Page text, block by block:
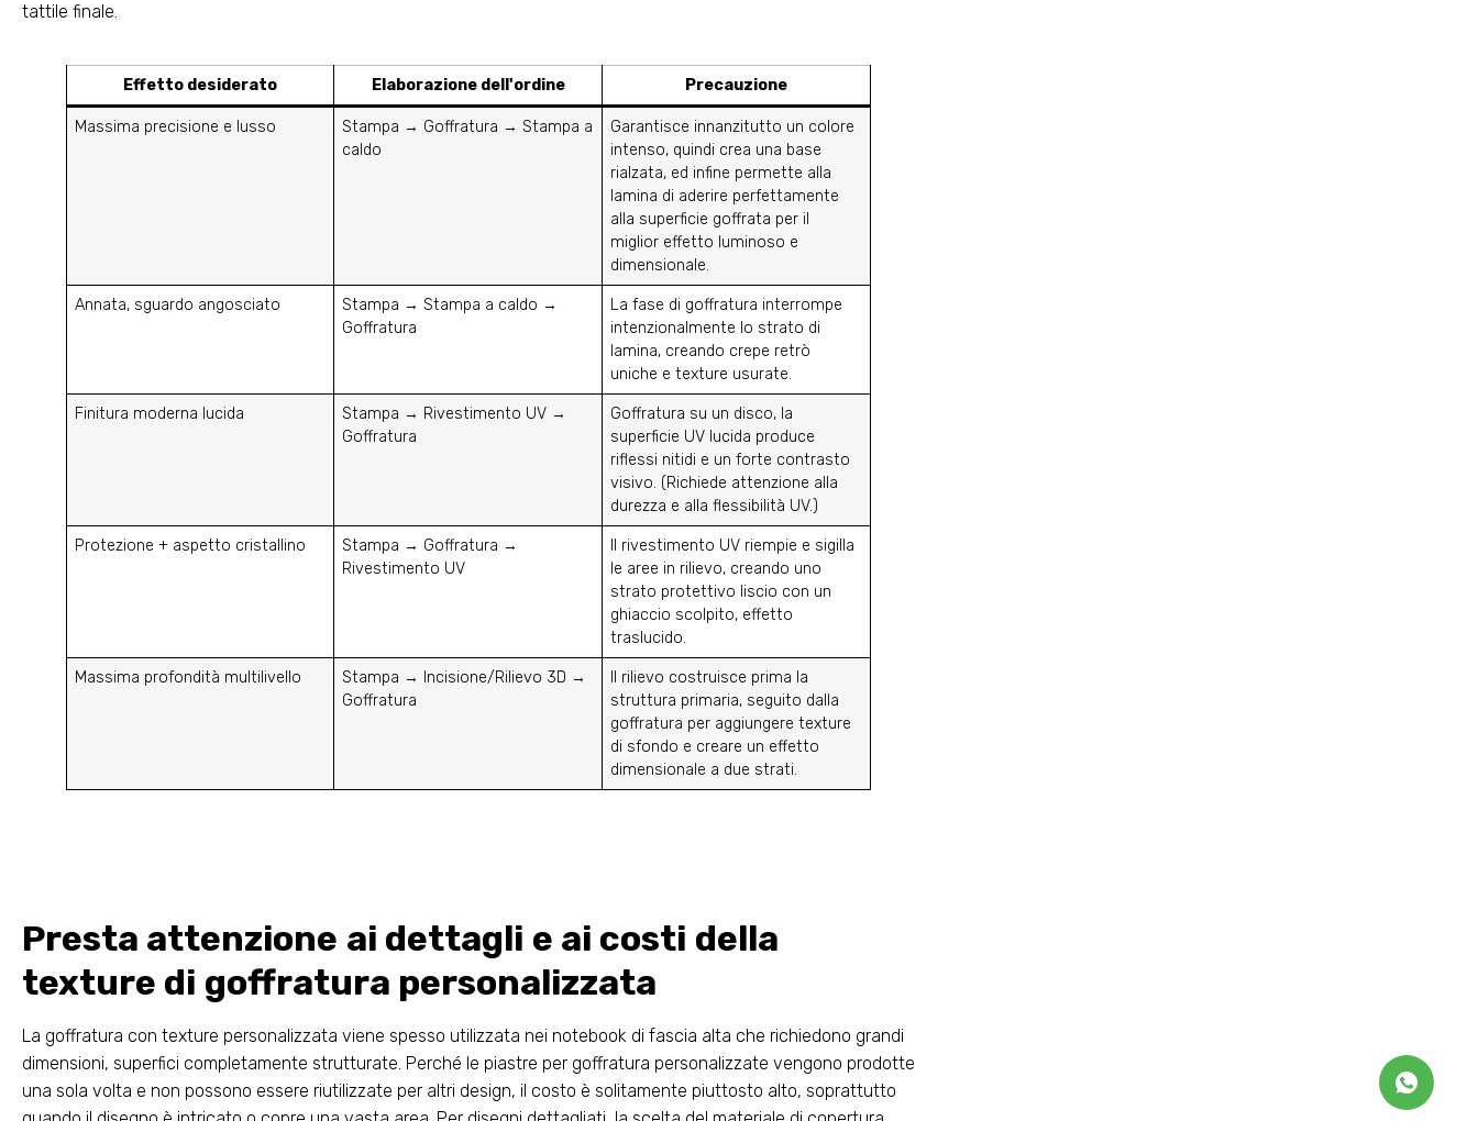
tattile finale.
Effetto desiderato Elaborazione dell'ordine Precauzione
Massima precisione e lusso
Stampa → Goffratura → Stampa a
caldo
Garantisce innanzitutto un colore
intenso, quindi crea una base
rialzata, ed infine permette alla
lamina di aderire perfettamente
alla superficie goffrata per il
miglior effetto luminoso e
dimensionale.
Annata, sguardo angosciato
Stampa → Stampa a caldo →
Goffratura
La fase di goffratura interrompe
intenzionalmente lo strato di
lamina, creando crepe retrò
uniche e texture usurate.
Finitura moderna lucida
Stampa → Rivestimento UV →
Goffratura
Goffratura su un disco, la
superficie UV lucida produce
riflessi nitidi e un forte contrasto
visivo. (Richiede attenzione alla
durezza e alla flessibilità UV.)
Protezione + aspetto cristallino
Stampa → Goffratura →
Rivestimento UV
Il rivestimento UV riempie e sigilla
le aree in rilievo, creando uno
strato protettivo liscio con un
ghiaccio scolpito, effetto
traslucido.
Massima profondità multilivello
Stampa → Incisione/Rilievo 3D →
Goffratura
Il rilievo costruisce prima la
struttura primaria, seguito dalla
goffratura per aggiungere texture
di sfondo e creare un effetto
dimensionale a due strati.
Presta attenzione ai dettagli e ai costi della
texture di goffratura personalizzata
La goffratura con texture personalizzata viene spesso utilizzata nei notebook di fascia alta che richiedono grandi
dimensioni, superfici completamente strutturate. Perché le piastre per goffratura personalizzate vengono prodotte
una sola volta e non possono essere riutilizzate per altri design, il costo è solitamente piuttosto alto, soprattutto